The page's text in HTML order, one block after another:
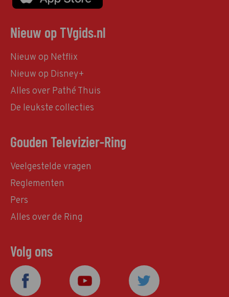
Nieuw op TVgids.nl
Nieuw op Netflix
Nieuw op Disney+
Alles over Pathé Thuis
De leukste collecties
Gouden Televizier-Ring
Veelgestelde vragen
Reglementen
Pers
Alles over de Ring
Volg ons